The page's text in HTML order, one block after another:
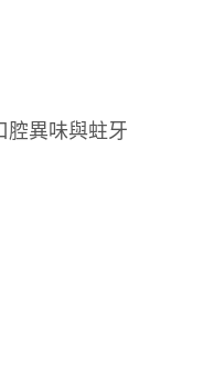
腔異味與蛀牙